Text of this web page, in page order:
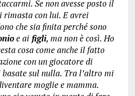
Se non avesse posto il
rimasta con lui. E avrei
che sia finita perché sono
e aifigli, ma non è così. Ho
cosa come anche il fatto
con un giocatore di
sul nulla. Tra l’altro mi
moglie e mamma.